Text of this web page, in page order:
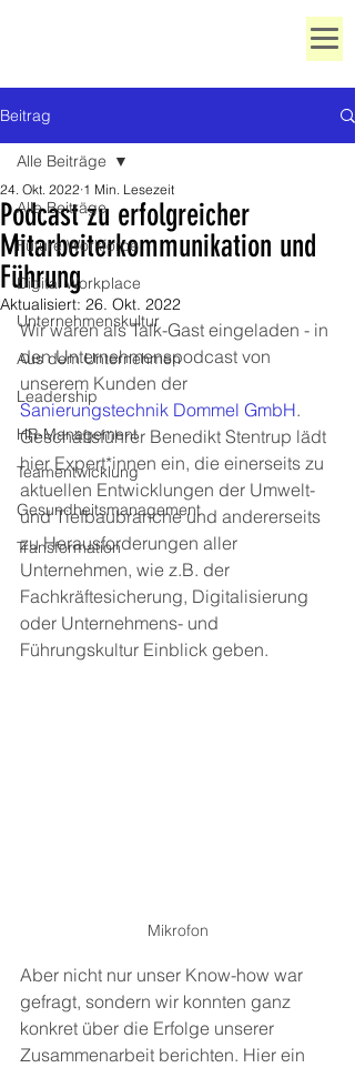
Beitrag
Alle Beiträge
Future Workforce
Digital Workplace
Unternehmenskultur
Aus dem Unternehmen
Leadership
HR-Management
Teamentwicklung
Gesundheitsmanagement
Transformation
Alle Beiträge
Podcast zu erfolgreicher
Mitarbeiterkommunikation und
Führung
24. Okt. 2022 1 Min. Lesezeit
Aktualisiert: 26. Okt. 2022
Wir waren als Talk-Gast eingeladen - in
den Unternehmenspodcast von
unserem Kunden der
Sanierungstechnik Dommel GmbH.
Geschäftsführer Benedikt Stentrup lädt
hier Expert*innen ein, die einerseits zu
aktuellen Entwicklungen der Umwelt-
und Tiefbaubranche und andererseits
zu Herausforderungen aller
Unternehmen, wie z.B. der
Fachkräftesicherung, Digitalisierung
oder Unternehmens- und
Führungskultur Einblick geben.
Mikrofon
Aber nicht nur unser Know-how war
gefragt, sondern wir konnten ganz
konkret über die Erfolge unserer
Zusammenarbeit berichten. Hier ein